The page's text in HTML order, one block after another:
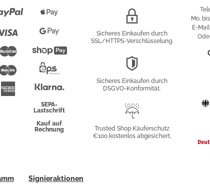
Paypal
Mastercard
Maestro
American
Express
Pay
PayShopify
Überweisung
SEPA-
Lastschrift
Kauf auf
Rechnung
Verschlüsselung
Sicheres Einkaufen durch
SSL/HTTPS-Verschlüsselung.
Sicheres Einkaufen durch
DSGVO-Konformität.
Käuferschutz
Trusted Shop Käuferschutz
€100 kostenlos abgesichert.
Mo.
E-
Signieraktionen